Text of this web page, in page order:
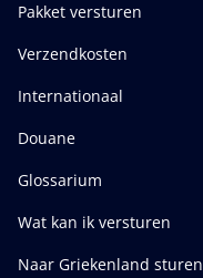
Pakket versturen
Verzendkosten
Internationaal
Douane
Glossarium
Wat kan ik versturen
Naar Griekenland sturen